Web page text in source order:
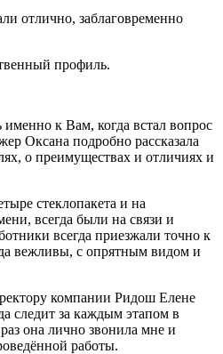
отлично, заблаговременно
профиль.
именно к Вам, когда встал вопрос
Оксана подробно рассказала
о преимуществах и отличиях и
стеклопакета и на
всегда были на связи и
всегда приезжали точно к
вежливы, с опрятным видом и
компании Ридош Елене
следит за каждым этапом в
она лично звонила мне и
работы.